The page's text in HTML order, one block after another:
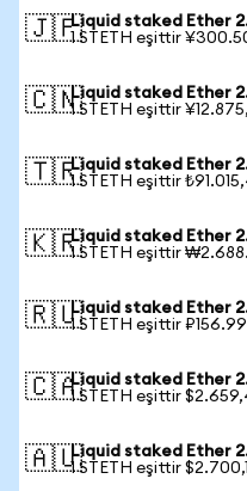
🇯🇵Liquid staked Ether
1 STETH eşittir
🇨🇳Liquid staked Ether
1 STETH eşittir
🇹🇷Liquid staked Ether
1 STETH eşittir
🇰🇷Liquid staked Ether
1 STETH eşittir
🇷🇺Liquid staked Ether
1 STETH eşittir
🇨🇦Liquid staked Ether
1 STETH eşittir
🇦🇺Liquid staked Ether
1 STETH eşittir